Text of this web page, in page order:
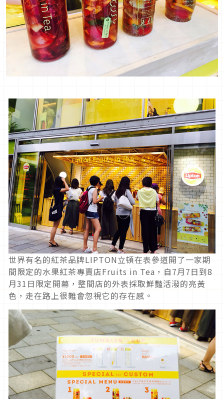
世界有名的紅茶品牌LIPTON立頓在表參道開了一家期
間限定的水果紅茶專賣店Fruits in Tea，自7月7日到8
月31日限定開幕，整間店的外表採取鮮豔活潑的亮黃
色，走在路上很難會忽視它的存在感。